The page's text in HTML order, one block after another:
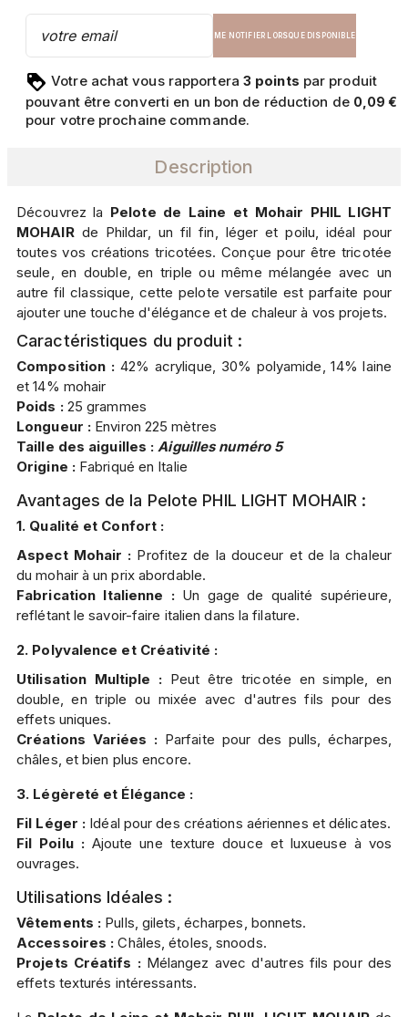
ME NOTIFIER LORSQUE DISPONIBLE
Votre achat vous rapportera 3 points par produit
pouvant être converti en un bon de réduction de 0,09 €
pour votre prochaine commande.
Description
Découvrez la Pelote de Laine et Mohair PHIL LIGHT
MOHAIRde Phildar, un fil fin, léger et poilu, idéal pour
toutes vos créations tricotées. Conçue pour être tricotée
seule, en double, en triple ou même mélangée avec un
autre fil classique, cette pelote versatile est parfaite pour
ajouter une touche d'élégance et de chaleur à vos projets.
Caractéristiques du produit :
Composition :42% acrylique, 30% polyamide, 14% laine
et 14% mohair
Poids :25 grammes
Longueur : Environ 225 mètres
Taille des aiguilles :Aiguilles numéro 5
Origine :Fabriqué en Italie
Avantages de la Pelote PHIL LIGHT MOHAIR :
1. Qualité et Confort :
Aspect Mohair : Profitez de la douceur et de la chaleur
du mohair à un prix abordable.
Fabrication Italienne :Un gage de qualité supérieure,
reflétant le savoir-faire italien dans la filature.
2. Polyvalence et Créativité :
Utilisation Multiple : Peut être tricotée en simple, en
double, en triple ou mixée avec d'autres fils pour des
effets uniques.
Créations Variées : Parfaite pour des pulls, écharpes,
châles, et bien plus encore.
3. Légèreté et Élégance :
Fil Léger : Idéal pour des créations aériennes et délicates.
Fil Poilu :Ajoute une texture douce et luxueuse à vos
ouvrages.
Utilisations Idéales :
Vêtements : Pulls, gilets, écharpes, bonnets.
Accessoires : Châles, étoles, snoods.
Projets Créatifs :Mélangez avec d'autres fils pour des
effets texturés intéressants.